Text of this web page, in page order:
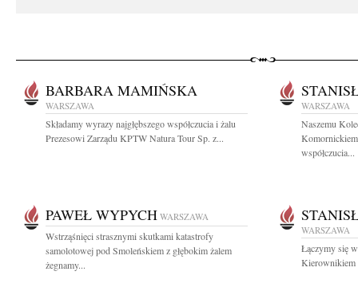
BARBARA MAMIŃSKA
WARSZAWA
Składamy wyrazy najgłębszego współczucia i żalu
Prezesowi Zarządu KPTW Natura Tour Sp. z...
WARSZAWA
Naszemu
współczucia...
PAWEŁ WYPYCH WARSZAWA
Wstrząśnięci strasznymi skutkami katastrofy
samolotowej pod Smoleńskiem z głębokim żalem
żegnamy...
WARSZAWA
Łączymy się
Kierownikiem